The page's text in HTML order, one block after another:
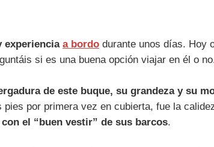
experiencia a bordo durante unos días. Hoy
si es una buena opción viajar en él o
de este buque, su grandeza y su
por primera vez en cubierta, fue la
el “buen vestir” de sus barcos.